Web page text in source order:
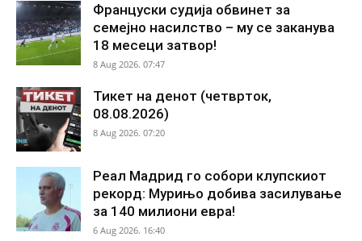
Француски судија обвинет за
семејно насилство – му се заканува
18 месеци затвор!
8 Aug 2026. 07:47
Тикет на денот (четврток,
08.08.2026)
8 Aug 2026. 07:20
Реал Мадрид го собори клупскиот
рекорд: Мурињо добива засилување
за 140 милиони евра!
6 Aug 2026. 16:40